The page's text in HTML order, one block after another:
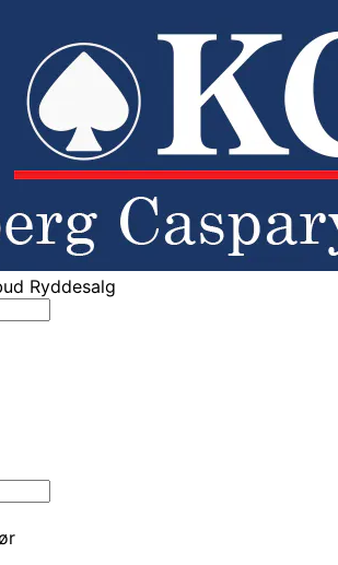
Ryddesalg